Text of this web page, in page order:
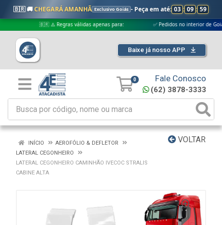
🇧🇷 🚚CHEGARÁ AMANHÃ Exclusivo Goiás - Peça em até: 03 : 09 : 59
🇧🇷 ⚠️ Regras válidas apenas para: ✅ Pedidos no interior de Goiás
Baixe já nosso APP
0 Fale Conosco
(62) 3878-3333
VOLTAR
INÍCIO
AEROFÓLIO & DEFLETOR
LATERAL CEGONHEIRO
LATERAL CEGONHEIRO CAMINHÃO IVECOC STRALIS
CABINE ALTA